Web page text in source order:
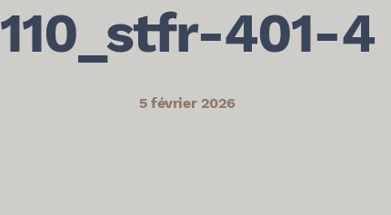
110_stfr-401-4
5 février 2026